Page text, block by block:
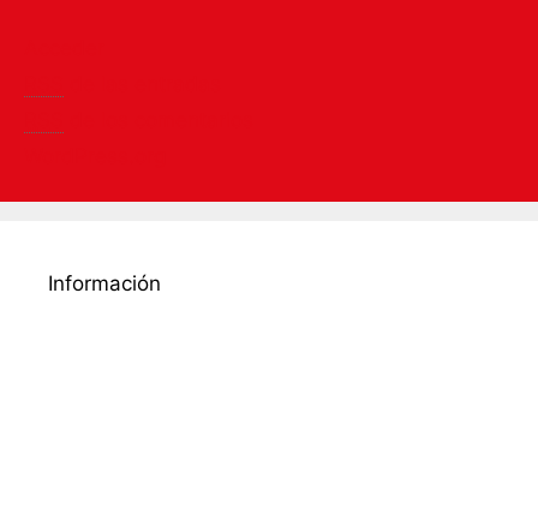
Información